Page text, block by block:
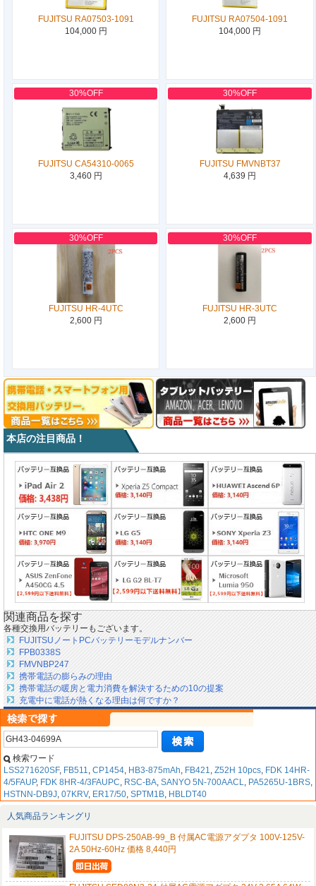
FUJITSU RA07503-1091
104,000 円
FUJITSU RA07504-1091
104,000 円
30%OFF
FUJITSU CA54310-0065
3,460 円
30%OFF
FUJITSU FMVNBT37
4,639 円
30%OFF
FUJITSU HR-4UTC
2,600 円
30%OFF
FUJITSU HR-3UTC
2,600 円
本店の注目商品！
関連商品を探す
各種交換用バッテリーもございます。
FUJITSUノートPCバッテリーモデルナンバー
FPB0338S
FMVNBP247
携帯電話の膨らみの理由
携帯電話の暖房と電力消費を解決するための10の提案
充電中に電話が熱くなる理由は何ですか？
検索ワード
LSS271620SF, FB511, CP1454, HB3-875mAh, FB421, Z52H 10pcs, FDK 14HR-
4/5FAUP, FDK 8HR-4/3FAUPC, RSC-BA, SANYO 5N-700AACL, PA5265U-1BRS,
HSTNN-DB9J, 07KRV, ER17/50, SPTM1B, HBLDT40
人気商品ランキングリ
FUJITSU DPS-250AB-99_B 付属AC電源アダプタ 100V-125V-
2A 50Hz-60Hz 価格 8,440円